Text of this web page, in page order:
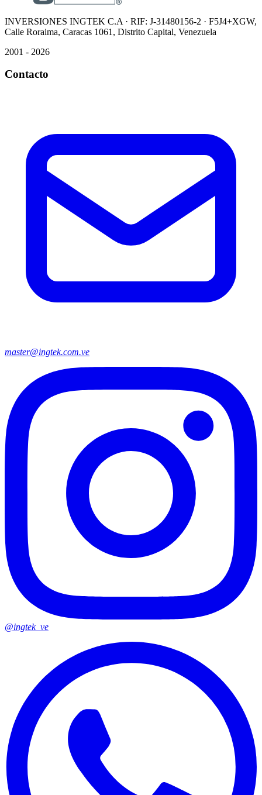
INVERSIONES INGTEK C.A · RIF: J-31480156-2 · F5J4+XGW,
Calle Roraima, Caracas 1061, Distrito Capital, Venezuela
2001 - 2026
Contacto
master@ingtek.com.ve
@ingtek_ve